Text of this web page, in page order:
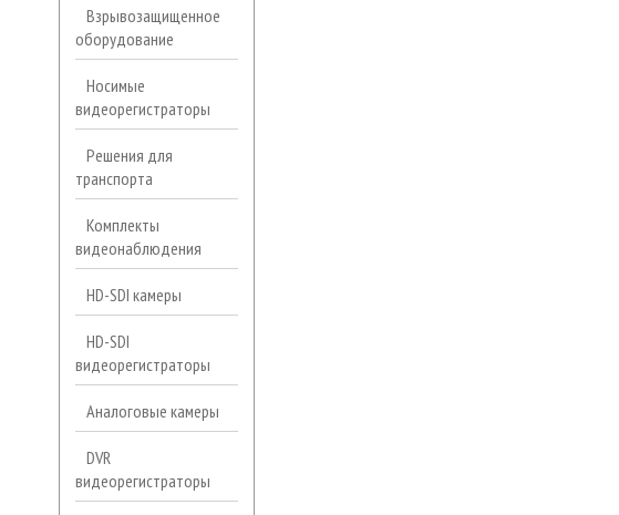
Взрывозащищенное
оборудование
Носимые
видеорегистраторы
Решения для
транспорта
Комплекты
видеонаблюдения
HD-SDI камеры
HD-SDI
видеорегистраторы
Аналоговые камеры
DVR
видеорегистраторы